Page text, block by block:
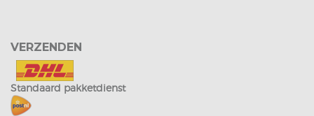
VERZENDEN
Standaard pakketdienst